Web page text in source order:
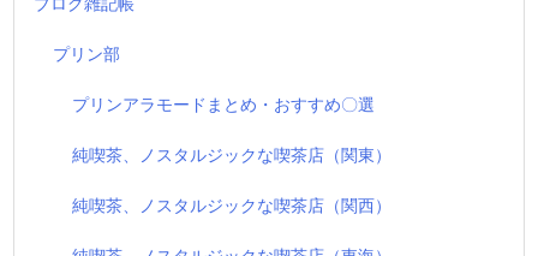
プリン部
プリンアラモードまとめ・おすすめ〇選
純喫茶、ノスタルジックな喫茶店（関東）
純喫茶、ノスタルジックな喫茶店（関西）